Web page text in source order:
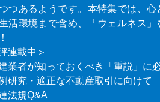
つあるようです。本特集では、
活環境まで含め、「ウェルネス
連載中＞
業者が知っておくべき「重説」に
研究・適正な不動産取引に向けて
法規Q&A